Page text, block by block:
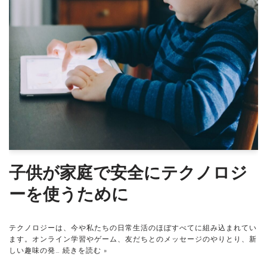
子供が家庭で安全にテクノロジ
ーを使うために
テクノロジーは、今や私たちの日常生活のほぼすべてに組み込まれてい
ます。オンライン学習やゲーム、友だちとのメッセージのやりとり、新
しい趣味の発… 続きを読む »